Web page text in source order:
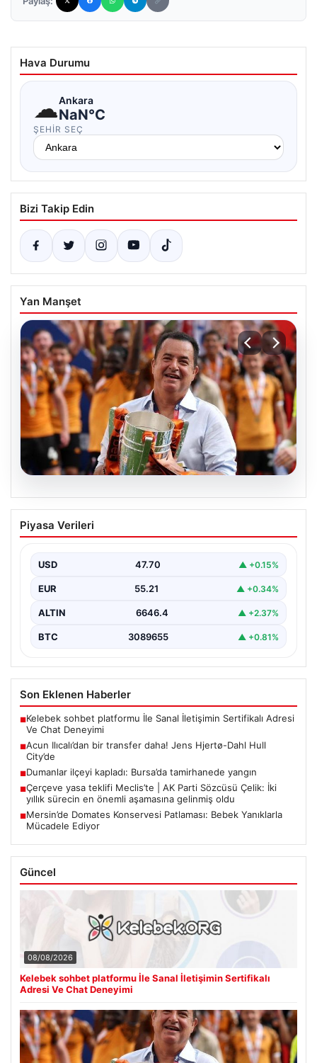
Hava Durumu
☁Ankara
NaN°C
ŞEHIR SEÇ
Bizi Takip Edin
Yan Manşet
07.08.2026
Acun Ilıcalı’dan bir transfer daha! Jens
Hjertø-Dahl Hull City’de
Piyasa Verileri
USD 47.70 ▲ +0.15%
EUR 55.21 ▲ +0.34%
ALTIN 6646.4 ▲ +2.37%
BTC 3089655 ▲ +0.81%
Son Eklenen Haberler
■Kelebek sohbet platformu İle Sanal İletişimin Sertifikalı Adresi
Ve Chat Deneyimi
■Acun Ilıcalı’dan bir transfer daha! Jens Hjertø-Dahl Hull
City’de
■Dumanlar ilçeyi kapladı: Bursa’da tamirhanede yangın
■Çerçeve yasa teklifi Meclis’te | AK Parti Sözcüsü Çelik: İki
yıllık sürecin en önemli aşamasına gelinmiş oldu
■Mersin’de Domates Konservesi Patlaması: Bebek Yanıklarla
Mücadele Ediyor
Güncel
08/08/2026
Kelebek sohbet platformu İle Sanal İletişimin Sertifikalı
Adresi Ve Chat Deneyimi